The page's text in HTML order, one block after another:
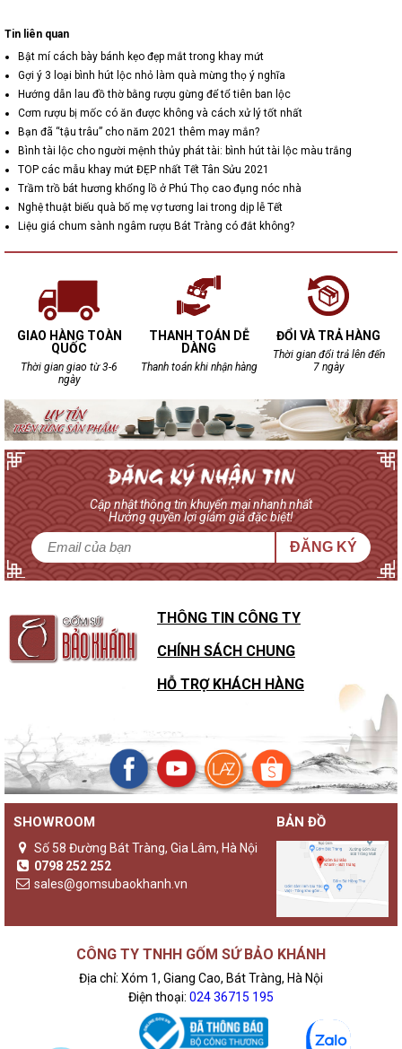
Tin liên quan
Bật mí cách bày bánh kẹo đẹp mắt trong khay mứt
Gợi ý 3 loại bình hút lộc nhỏ làm quà mừng thọ ý nghĩa
Hướng dẫn lau đồ thờ bằng rượu gừng để tổ tiên ban lộc
Cơm rượu bị mốc có ăn được không và cách xử lý tốt nhất
Bạn đã “tậu trâu” cho năm 2021 thêm may mắn?
Bình tài lộc cho người mệnh thủy phát tài: bình hút tài lộc màu trắng
TOP các mẫu khay mứt ĐẸP nhất Tết Tân Sửu 2021
Trầm trồ bát hương khổng lồ ở Phú Thọ cao đụng nóc nhà
Nghệ thuật biếu quà bố mẹ vợ tương lai trong dịp lễ Tết
Liệu giá chum sành ngâm rượu Bát Tràng có đắt không?
GIAO HÀNG TOÀN
QUỐC
Thời gian giao từ 3-6
ngày
THANH TOÁN DỄ
DÀNG
Thanh toán khi nhận hàng
ĐỔI VÀ TRẢ HÀNG
Thời gian đổi trả lên đến
7 ngày
Cập nhật thông tin khuyến mại nhanh nhất
Hưởng quyền lợi giảm giá đặc biệt!
ĐĂNG KÝ
THÔNG TIN CÔNG TY
CHÍNH SÁCH CHUNG
HỖ TRỢ KHÁCH HÀNG
SHOWROOM
Số 58 Đường Bát Tràng, Gia Lâm, Hà Nội
0798 252 252
sales@gomsubaokhanh.vn
BẢN ĐỒ
CÔNG TY TNHH GỐM SỨ BẢO KHÁNH
Địa chỉ: Xóm 1, Giang Cao, Bát Tràng, Hà Nội
Điện thoại: 024 36715 195